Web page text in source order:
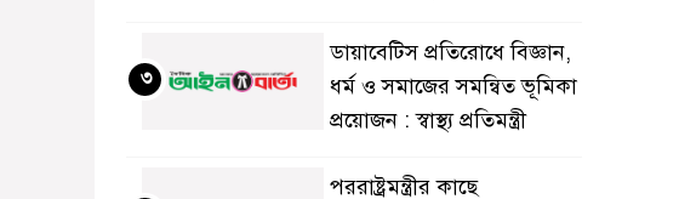
ডায়াবেটিস প্রতিরোধে বিজ্ঞান,
ধর্ম ও সমাজের সমন্বিত ভূমিকা
প্রয়োজন : স্বাস্থ্য প্রতিমন্ত্রী
৩
পররাষ্ট্রমন্ত্রীর কা‌ছে